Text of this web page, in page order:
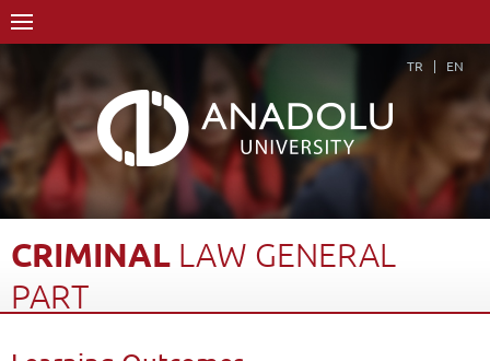
TR EN
CRIMINAL LAW GENERAL
PART